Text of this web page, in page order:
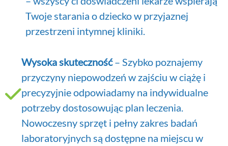
Twoje starania o dziecko w przyjaznej
przestrzeni intymnej kliniki.
Wysoka skuteczność– Szybko poznajemy
przyczyny niepowodzeń w zajściu w ciążę i
precyzyjnie odpowiadamy na indywidualne
potrzeby dostosowując plan leczenia.
Nowoczesny sprzęt i pełny zakres badań
laboratoryjnych są dostępne na miejscu w